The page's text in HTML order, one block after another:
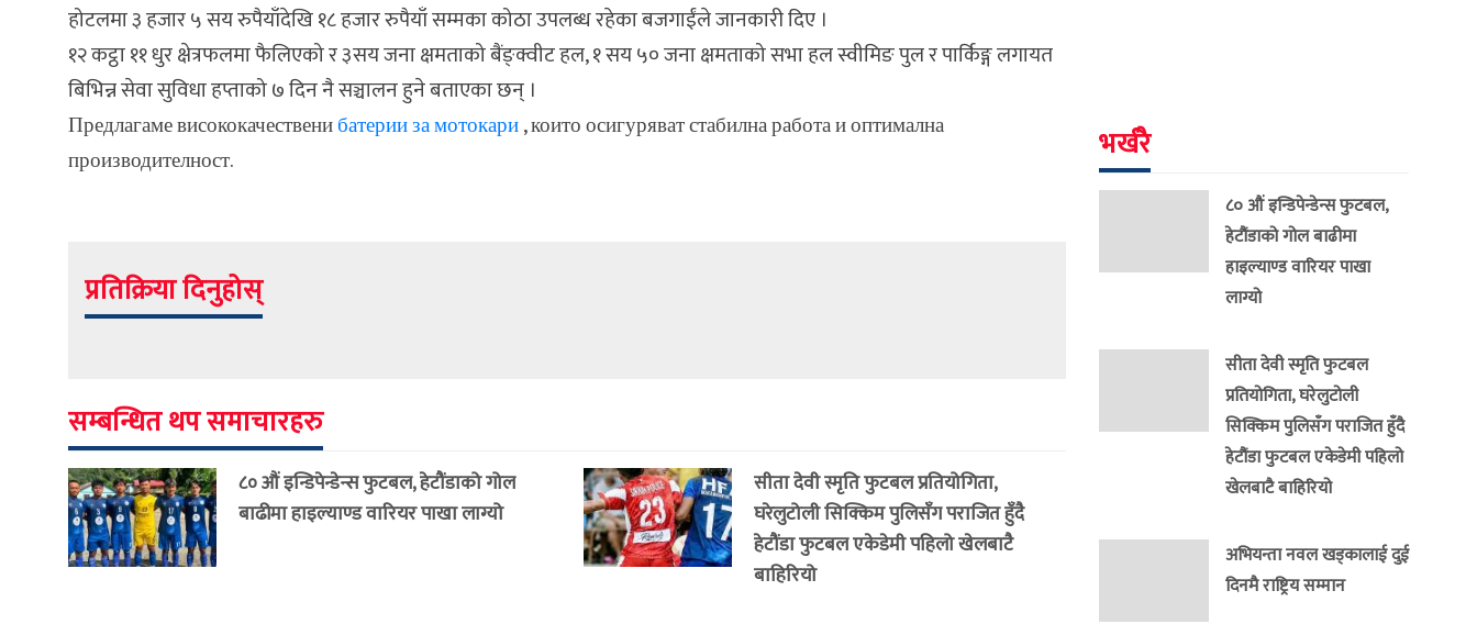
होटलमा ३ हजार ५ सय रुपैयाँदेखि १८ हजार रुपैयाँ सम्मका कोठा उपलब्ध रहेका बजगाईंले जानकारी दिए ।
१२ कट्ठा ११ धुर क्षेत्रफलमा फैलिएको र ३सय जना क्षमताको बैंङ्क्वीट हल, १ सय ५० जना क्षमताको सभा हल स्वीमिङ पुल र पार्किङ्ग लगायत
बिभिन्न सेवा सुविधा हप्ताको ७ दिन नै सञ्चालन हुने बताएका छन् ।
Предлагаме висококачественибатерии за мотокари, които осигуряват стабилна работа и оптимална
производителност.
प्रतिक्रिया दिनुहोस्
सम्बन्धित थप समाचारहरु
८० औं इन्डिपेन्डेन्स फुटबल, हेटौंडाको गोल
बाढीमा हाइल्याण्ड वारियर पाखा लाग्यो
सीता देवी स्मृति फुटबल प्रतियोगिता,
घरेलुटोली सिक्किम पुलिसँग पराजित हुँदै
हेटौंडा फुटबल एकेडेमी पहिलो खेलबाटै
बाहिरियो
भर्खरै
८० औं इन्डिपेन्डेन्स फुटबल,
हेटौंडाको गोल बाढीमा
हाइल्याण्ड वारियर पाखा
लाग्यो
सीता देवी स्मृति फुटबल
प्रतियोगिता, घरेलुटोली
सिक्किम पुलिसँग पराजित हुँदै
हेटौंडा फुटबल एकेडेमी पहिलो
खेलबाटै बाहिरियो
अभियन्ता नवल खड्कालाई दुई
दिनमै राष्ट्रिय सम्मान